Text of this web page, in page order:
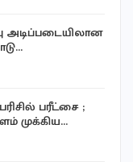
அடிப்படையிலான
பரீட்சை ;
முக்கிய…